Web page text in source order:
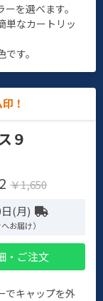
を選べます。
単なカートリッ
す。
！
９
￥1,650
(月)
お届け）
・ご注文
でキャップを外